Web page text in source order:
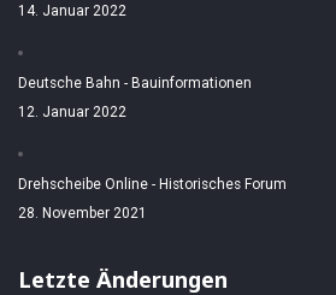
14. Januar 2022
Deutsche Bahn - Bauinformationen
12. Januar 2022
Drehscheibe Online - Historisches Forum
28. November 2021
Letzte Änderungen